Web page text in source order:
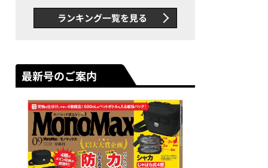
新ムーブメントの衝撃
ランキング一覧を見る
最新号のご案内